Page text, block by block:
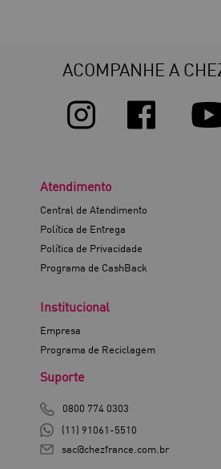
ACOMPANHE A
Atendimento
Central de Atendimento
Política de Entrega
Política de Privacidade
Programa de CashBack
Institucional
Empresa
Programa de Reciclagem
Suporte
0800 774 0303
(11) 91061-5510
sac@chezfrance.com.br